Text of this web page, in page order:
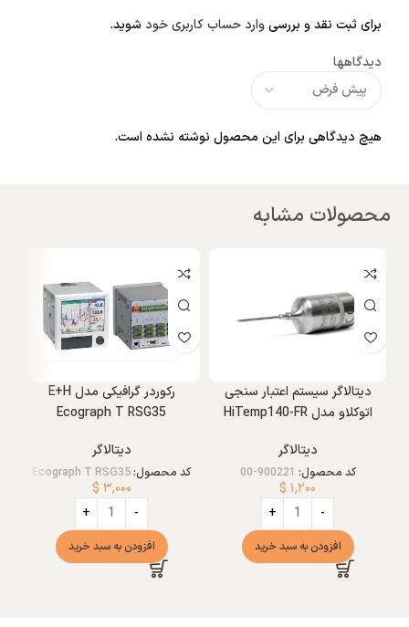
دیدگاهها
هیچ دیدگاهی برای این محصول نوشته نشده است.
برای ثبت نقد و بررسیوارد حساب کاربری خود شوید.
محصولات مشابه
دیتالاگر سیستم اعتبار سنجی
اتوکلاو مدل HiTemp140-FR
دیتالاگر
کد محصول: 900221-00
$ ۱,۲۰۰
افزودن به سبد خرید
رکوردر گرافیکی مدل E+H
Ecograph T RSG35
دیتالاگر
کد محصول:Ecograph T RSG35
$ ۳,۰۰۰
افزودن به سبد خرید